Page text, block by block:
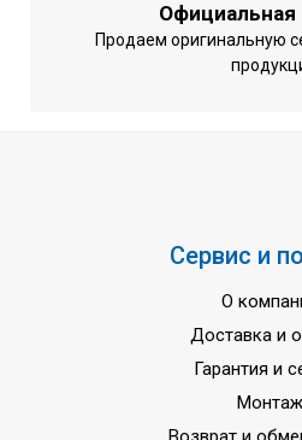
Официальная
Продаем оригинальную
Сервис и
О
Доставка и
Гарантия и
Монтаж